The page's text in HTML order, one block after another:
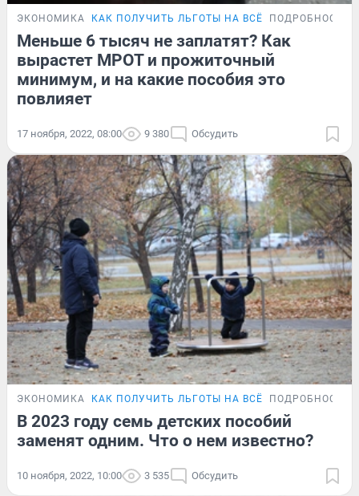
ЭКОНОМИКА КАК ПОЛУЧИТЬ ЛЬГОТЫ НА ВСЁ ПОДРОБНОСТИ
Меньше 6 тысяч не заплатят? Как
вырастет МРОТ и прожиточный
минимум, и на какие пособия это
повлияет
17 ноября, 2022, 08:00 9 380 Обсудить
ЭКОНОМИКА КАК ПОЛУЧИТЬ ЛЬГОТЫ НА ВСЁ ПОДРОБНОСТИ
В 2023 году семь детских пособий
заменят одним. Что о нем известно?
10 ноября, 2022, 10:00 3 535 Обсудить